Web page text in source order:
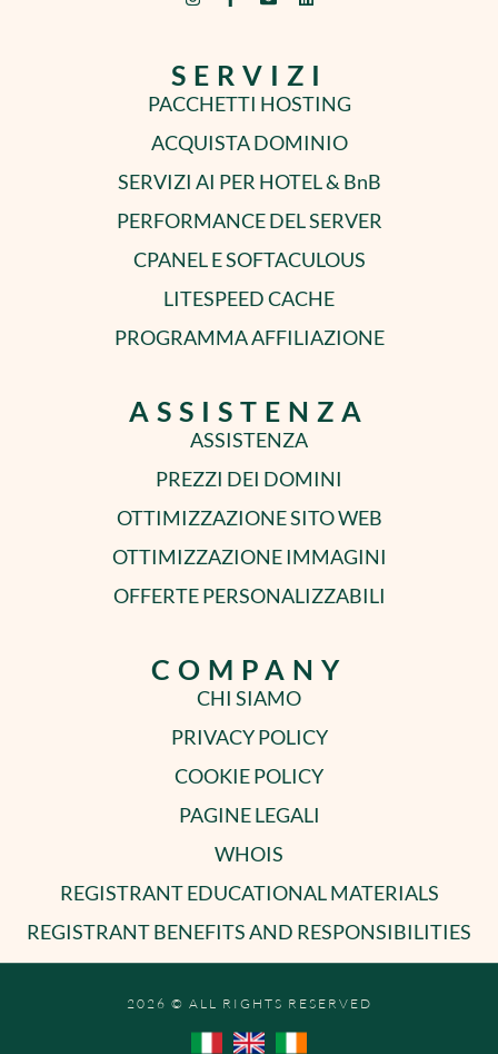
SERVIZI
PACCHETTI HOSTING
ACQUISTA DOMINIO
SERVIZI AI PER HOTEL & BnB
PERFORMANCE DEL SERVER
CPANEL E SOFTACULOUS
LITESPEED CACHE
PROGRAMMA AFFILIAZIONE
ASSISTENZA
ASSISTENZA
PREZZI DEI DOMINI
OTTIMIZZAZIONE SITO WEB
OTTIMIZZAZIONE IMMAGINI
OFFERTE PERSONALIZZABILI
COMPANY
CHI SIAMO
PRIVACY POLICY
COOKIE POLICY
PAGINE LEGALI
WHOIS
REGISTRANT EDUCATIONAL MATERIALS
REGISTRANT BENEFITS AND RESPONSIBILITIES
2026 © ALL RIGHTS RESERVED